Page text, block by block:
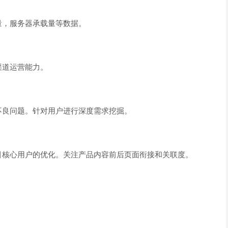
服务器承载量等数据。
运营能力。
问题。针对用户进行深度需求挖掘。
心用户的优化。关注产品内容前后页面衔接和关联度。